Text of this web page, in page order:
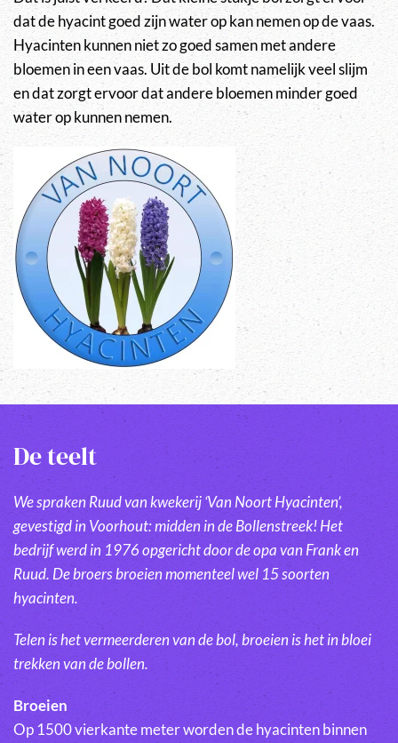
dat de hyacint goed zijn water op kan nemen op de vaas.
Hyacinten kunnen niet zo goed samen met andere
bloemen in een vaas. Uit de bol komt namelijk veel slijm
en dat zorgt ervoor dat andere bloemen minder goed
water op kunnen nemen.
De teelt
We spraken Ruud van kwekerij ‘Van Noort Hyacinten’,
gevestigd in Voorhout: midden in de Bollenstreek! Het
bedrijf werd in 1976 opgericht door de opa van Frank en
Ruud. De broers broeien momenteel wel 15 soorten
hyacinten.
Telen is het vermeerderen van de bol, broeien is het in bloei
trekken van de bollen.
Broeien
Op 1500 vierkante meter worden de hyacinten binnen